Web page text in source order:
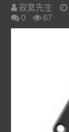
寂寞先生
0
67